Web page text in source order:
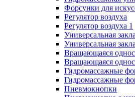
Форсунки для
Регулятор воздуха
Регулятор воздуха 1
Универсальная
Универсальная
Вращающаяся
Вращающаяся
Гидромассажные
Гидромассажные
Пневмокнопки